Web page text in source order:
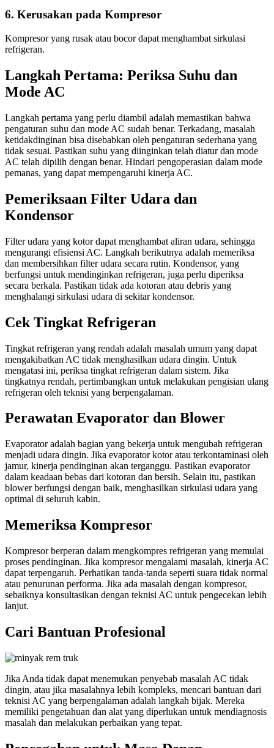
6. Kerusakan pada Kompresor
Kompresor yang rusak atau bocor dapat menghambat sirkulasi
refrigeran.
Langkah Pertama: Periksa Suhu dan
Mode AC
Langkah pertama yang perlu diambil adalah memastikan bahwa
pengaturan suhu dan mode AC sudah benar. Terkadang, masalah
ketidakdinginan bisa disebabkan oleh pengaturan sederhana yang
tidak sesuai. Pastikan suhu yang diinginkan telah diatur dan mode
AC telah dipilih dengan benar. Hindari pengoperasian dalam mode
pemanas, yang dapat mempengaruhi kinerja AC.
Pemeriksaan Filter Udara dan
Kondensor
Filter udara yang kotor dapat menghambat aliran udara, sehingga
mengurangi efisiensi AC. Langkah berikutnya adalah memeriksa
dan membersihkan filter udara secara rutin. Kondensor, yang
berfungsi untuk mendinginkan refrigeran, juga perlu diperiksa
secara berkala. Pastikan tidak ada kotoran atau debris yang
menghalangi sirkulasi udara di sekitar kondensor.
Cek Tingkat Refrigeran
Tingkat refrigeran yang rendah adalah masalah umum yang dapat
mengakibatkan AC tidak menghasilkan udara dingin. Untuk
mengatasi ini, periksa tingkat refrigeran dalam sistem. Jika
tingkatnya rendah, pertimbangkan untuk melakukan pengisian ulang
refrigeran oleh teknisi yang berpengalaman.
Perawatan Evaporator dan Blower
Evaporator adalah bagian yang bekerja untuk mengubah refrigeran
menjadi udara dingin. Jika evaporator kotor atau terkontaminasi oleh
jamur, kinerja pendinginan akan terganggu. Pastikan evaporator
dalam keadaan bebas dari kotoran dan bersih. Selain itu, pastikan
blower berfungsi dengan baik, menghasilkan sirkulasi udara yang
optimal di seluruh kabin.
Memeriksa Kompresor
Kompresor berperan dalam mengkompres refrigeran yang memulai
proses pendinginan. Jika kompresor mengalami masalah, kinerja AC
dapat terpengaruh. Perhatikan tanda-tanda seperti suara tidak normal
atau penurunan performa. Jika ada masalah dengan kompresor,
sebaiknya konsultasikan dengan teknisi AC untuk pengecekan lebih
lanjut.
Cari Bantuan Profesional
Jika Anda tidak dapat menemukan penyebab masalah AC tidak
dingin, atau jika masalahnya lebih kompleks, mencari bantuan dari
teknisi AC yang berpengalaman adalah langkah bijak. Mereka
memiliki pengetahuan dan alat yang diperlukan untuk mendiagnosis
masalah dan melakukan perbaikan yang tepat.